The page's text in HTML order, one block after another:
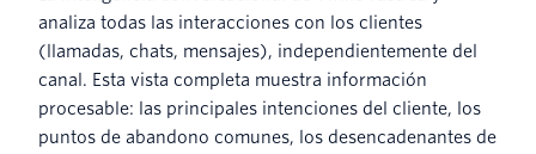
analiza todas las interacciones con los clientes
(llamadas, chats, mensajes), independientemente del
canal. Esta vista completa muestra información
procesable: las principales intenciones del cliente, los
puntos de abandono comunes, los desencadenantes de